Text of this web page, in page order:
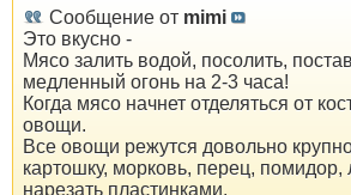
Сообщение от mimi
Это вкусно -
Мясо залить водой, посолить,
медленный огонь на 2-3 часа!
Когда мясо начнет отделяться от
овощи.
Все овощи режутся довольно
картошку, морковь, перец, помидор,
нарезать пластинками.